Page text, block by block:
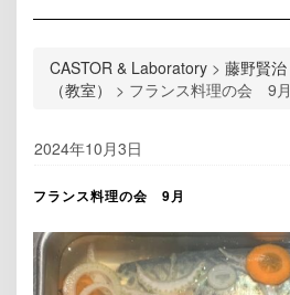
CASTOR & Laboratory > 藤野賢治
（教室）
> フランス料理の会 9月
2024年10月3日
フランス料理の会 9月